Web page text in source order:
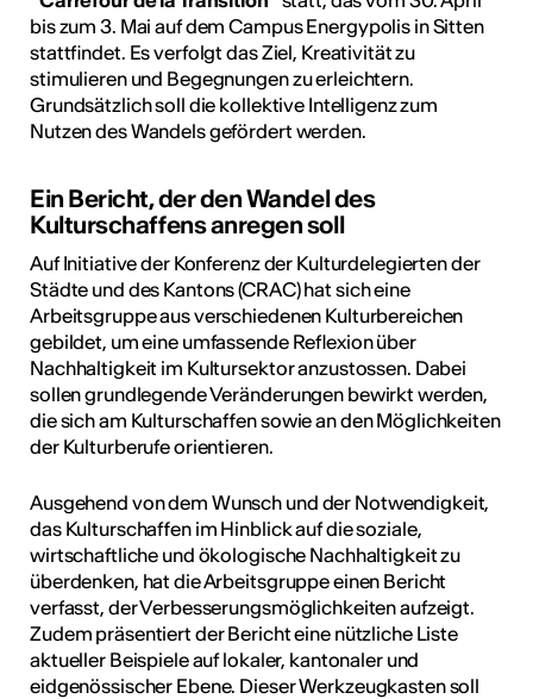
bis zum 3. Mai auf dem Campus Energypolis in Sitten
stattfindet. Es verfolgt das Ziel, Kreativität zu
stimulieren und Begegnungen zu erleichtern.
Grundsätzlich soll die kollektive Intelligenz zum
Nutzen des Wandels gefördert werden.
Ein Bericht, der den Wandel des
Kulturschaffens anregen soll
Auf Initiative der Konferenz der Kulturdelegierten der
Städte und des Kantons (CRAC) hat sich eine
Arbeitsgruppe aus verschiedenen Kulturbereichen
gebildet, um eine umfassende Reflexion über
Nachhaltigkeit im Kultursektor anzustossen. Dabei
sollen grundlegende Veränderungen bewirkt werden,
die sich am Kulturschaffen sowie an den Möglichkeiten
der Kulturberufe orientieren.
Ausgehend von dem Wunsch und der Notwendigkeit,
das Kulturschaffen im Hinblick auf die soziale,
wirtschaftliche und ökologische Nachhaltigkeit zu
überdenken, hat die Arbeitsgruppe einen Bericht
verfasst, der Verbesserungsmöglichkeiten aufzeigt.
Zudem präsentiert der Bericht eine nützliche Liste
aktueller Beispiele auf lokaler, kantonaler und
eidgenössischer Ebene. Dieser Werkzeugkasten soll